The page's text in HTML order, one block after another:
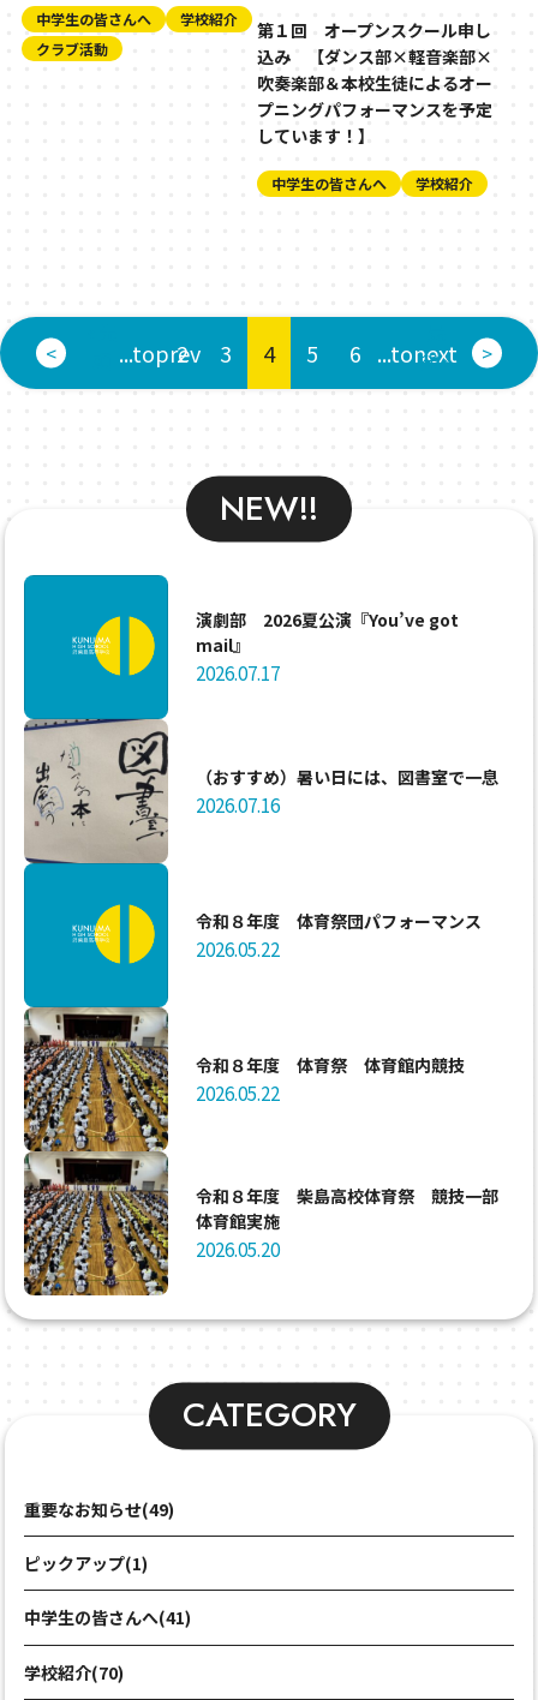
中学生の皆さんへ
学校紹介
クラブ活動
第１回 オープンスクール申し
込み 【ダンス部×軽音楽部×
吹奏楽部＆本校生徒によるオー
プニングパフォーマンスを予定
しています！】
中学生の皆さんへ 学校紹介
< ...toprev
2 3 4 5 6 ...tonext >
後 »
NEW!!
演劇部 2026夏公演『You’ve got
mail』
2026.07.17
（おすすめ）暑い日には、図書室で一息
2026.07.16
令和８年度 体育祭団パフォーマンス
2026.05.22
令和８年度 体育祭 体育館内競技
2026.05.22
令和８年度 柴島高校体育祭 競技一部
体育館実施
2026.05.20
CATEGORY
重要なお知らせ(49)
ピックアップ(1)
中学生の皆さんへ(41)
学校紹介(70)